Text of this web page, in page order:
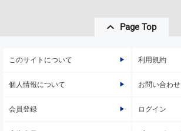
Page Top
このサイトについて 利用規約
個人情報について お問い合わせ
会員登録 ログイン